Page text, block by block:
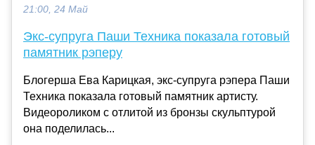
21:00, 24 Май
Экс-супруга Паши Техника показала готовый
памятник рэперу
Блогерша Ева Карицкая, экс-супруга рэпера Паши
Техника показала готовый памятник артисту.
Видеороликом с отлитой из бронзы скульптурой
она поделилась...